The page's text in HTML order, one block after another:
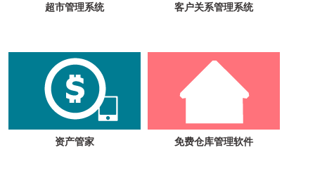
超市管理系统 客户关系管理系统
资产管家 免费仓库管理软件